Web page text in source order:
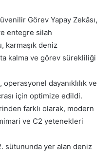
Görev Yapay Zekâsı,
entegre silah
karmaşık deniz
kalma ve görev sürekliliği
operasyonel dayanıklılık ve
için optimize edildi.
farklı olarak, modern
ve C2 yetenekleri
sütununda yer alan deniz